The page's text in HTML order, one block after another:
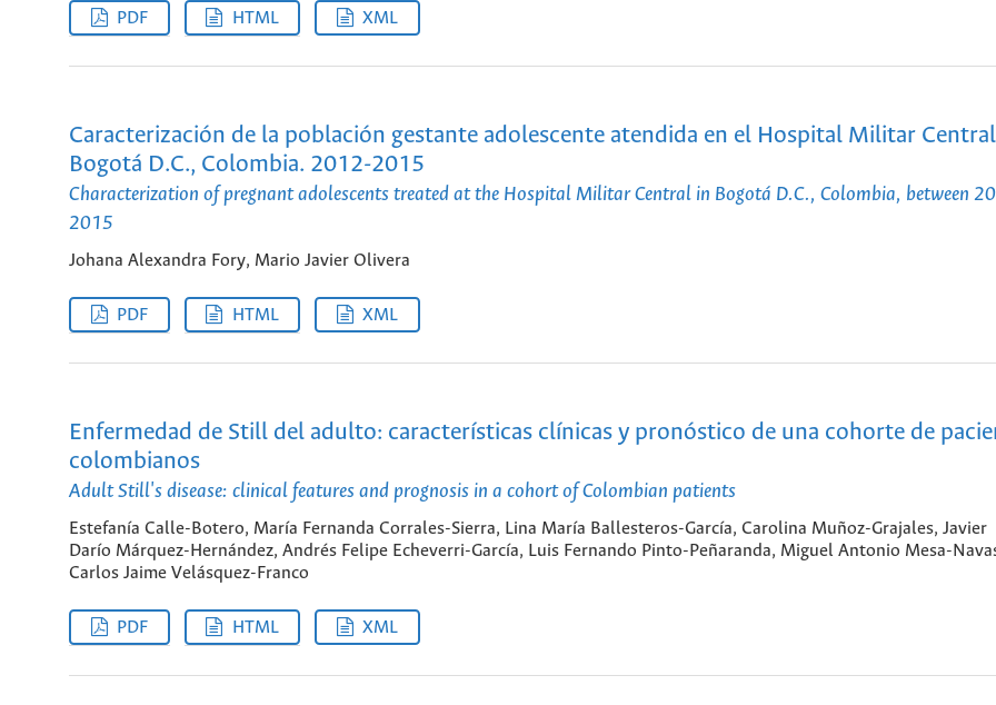
PDF HTML XML
Caracterización de la población gestante adolescente atendida en el Hospital Militar
Bogotá D.C., Colombia. 2012-2015
Characterization of pregnant adolescents treated at the Hospital Militar Central in Bogotá D.C., Colombia, between
2015
Johana Alexandra Fory, Mario Javier Olivera
PDF HTML XML
Enfermedad de Still del adulto: características clínicas y pronóstico de una cohorte de
colombianos
Adult Still's disease: clinical features and prognosis in a cohort of Colombian patients
Estefanía Calle-Botero, María Fernanda Corrales-Sierra, Lina María Ballesteros-García, Carolina Muñoz-Grajales, Javier
Darío Márquez-Hernández, Andrés Felipe Echeverri-García, Luis Fernando Pinto-Peñaranda, Miguel Antonio Mesa-
Carlos Jaime Velásquez-Franco
PDF HTML XML